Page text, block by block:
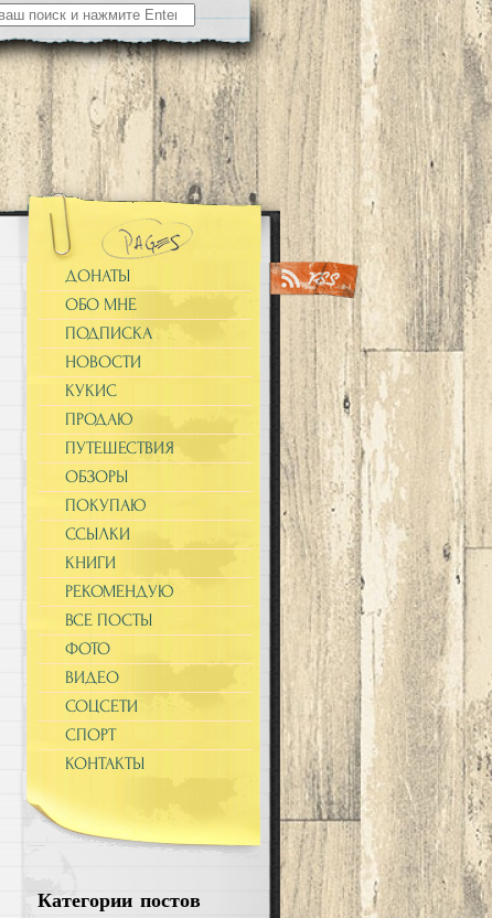
ДОНАТЫ
ОБО МНЕ
ПОДПИСКА
НОВОСТИ
КУКИС
ПРОДАЮ
ПУТЕШЕСТВИЯ
ОБЗОРЫ
ПОКУПАЮ
ССЫЛКИ
КНИГИ
РЕКОМЕНДУЮ
ВСЕ ПОСТЫ
ФОТО
ВИДЕО
СОЦСЕТИ
СПОРТ
КОНТАКТЫ
Категории постов